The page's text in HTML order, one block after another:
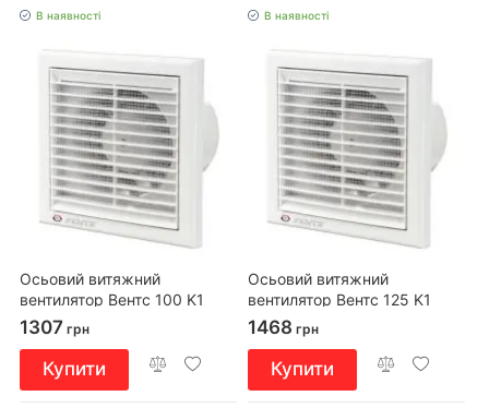
В наявності
Осьовий витяжний
вентилятор Вентс 100 K1
1307 грн
Купити
В наявності
Осьовий витяжний
вентилятор Вентс 125 K1
1468 грн
Купити